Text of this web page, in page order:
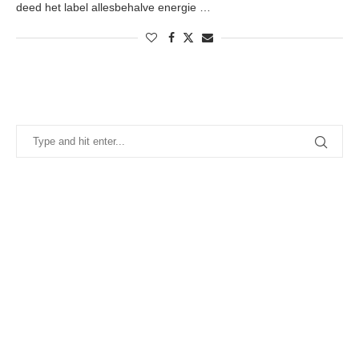
deed het label allesbehalve energie …